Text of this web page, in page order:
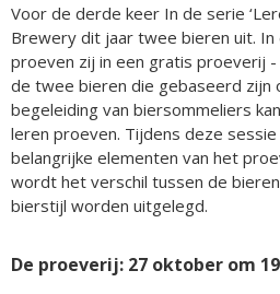
Voor de derde keer In de serie
Brewery dit jaar twee bieren uit.
proeven zij in een gratis proeverij -
de twee bieren die gebaseerd zijn
begeleiding van biersommeliers
leren proeven. Tijdens deze
belangrijke elementen van het
wordt het verschil tussen de
bierstijl worden uitgelegd.
De proeverij: 27 oktober om